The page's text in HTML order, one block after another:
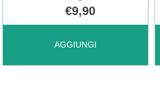
€9,90
AGGIUNGI
AGGIUNGI LENDINOUT